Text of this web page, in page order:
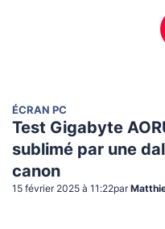
ÉCRAN PC
Test Gigabyte
sublimé par une
canon
15 février 2025 à 11:22par